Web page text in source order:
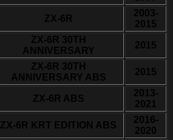
ZX-6R
2003-
2015
ZX-6R 30TH
ANNIVERSARY
2015
ZX-6R 30TH
ANNIVERSARY ABS
2015
ZX-6R ABS
2013-
2021
ZX-6R KRT EDITION ABS
2016-
2020